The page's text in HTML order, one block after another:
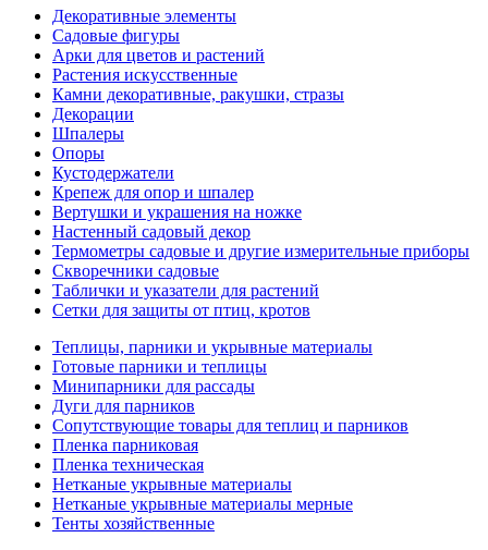
Декоративные элементы
Садовые фигуры
Арки для цветов и растений
Растения искусственные
Камни декоративные, ракушки, стразы
Декорации
Шпалеры
Опоры
Кустодержатели
Крепеж для опор и шпалер
Вертушки и украшения на ножке
Настенный садовый декор
Термометры садовые и другие измерительные приборы
Скворечники садовые
Таблички и указатели для растений
Сетки для защиты от птиц, кротов
Теплицы, парники и укрывные материалы
Готовые парники и теплицы
Минипарники для рассады
Дуги для парников
Сопутствующие товары для теплиц и парников
Пленка парниковая
Пленка техническая
Нетканые укрывные материалы
Нетканые укрывные материалы мерные
Тенты хозяйственные